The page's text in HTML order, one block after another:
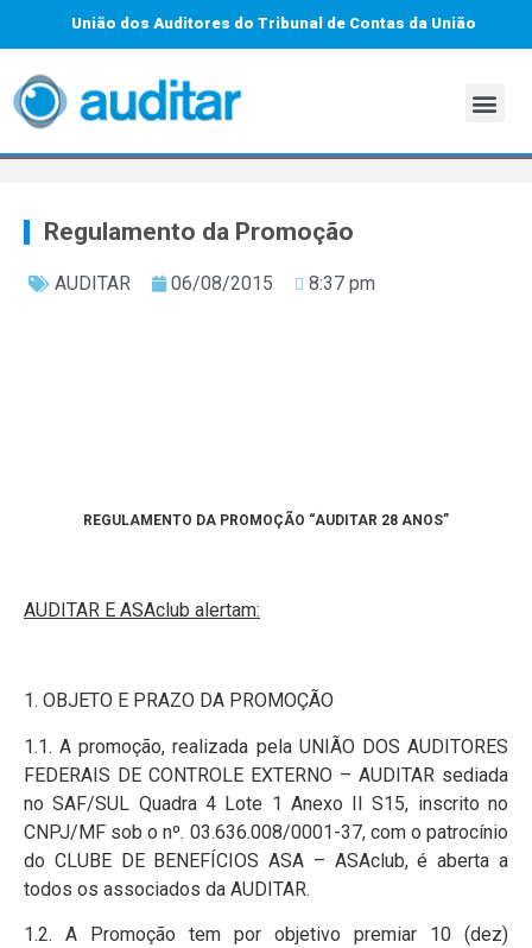
União dos Auditores do Tribunal de Contas da União
Regulamento da Promoção
AUDITAR 06/08/2015 8:37 pm
REGULAMENTO DA PROMOÇÃO “AUDITAR 28 ANOS”
AUDITAR E ASAclub alertam:
1. OBJETO E PRAZO DA PROMOÇÃO
1.1. A promoção, realizada pela UNIÃO DOS AUDITORES
FEDERAIS DE CONTROLE EXTERNO – AUDITAR sediada
no SAF/SUL Quadra 4 Lote 1 Anexo II S15, inscrito no
CNPJ/MF sob o nº. 03.636.008/0001-37, com o patrocínio
do CLUBE DE BENEFÍCIOS ASA – ASAclub, é aberta a
todos os associados da AUDITAR.
1.2. A Promoção tem por objetivo premiar 10 (dez)